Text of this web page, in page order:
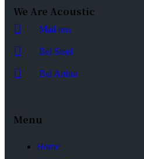
We Are Acoustic
Mail ons
Bel Steef
Bel Arthur
Menu
Home